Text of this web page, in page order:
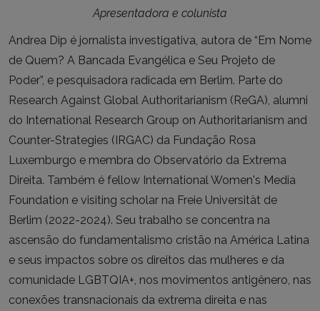
Apresentadora e colunista
Andrea Dip é jornalista investigativa, autora de “Em Nome
de Quem? A Bancada Evangélica e Seu Projeto de
Poder”, e pesquisadora radicada em Berlim. Parte do
Research Against Global Authoritarianism (ReGA), alumni
do International Research Group on Authoritarianism and
Counter-Strategies (IRGAC) da Fundação Rosa
Luxemburgo e membra do Observatório da Extrema
Direita. Também é fellow International Women's Media
Foundation e visiting scholar na Freie Universität de
Berlim (2022-2024). Seu trabalho se concentra na
ascensão do fundamentalismo cristão na América Latina
e seus impactos sobre os direitos das mulheres e da
comunidade LGBTQIA+, nos movimentos antigênero, nas
conexões transnacionais da extrema direita e nas